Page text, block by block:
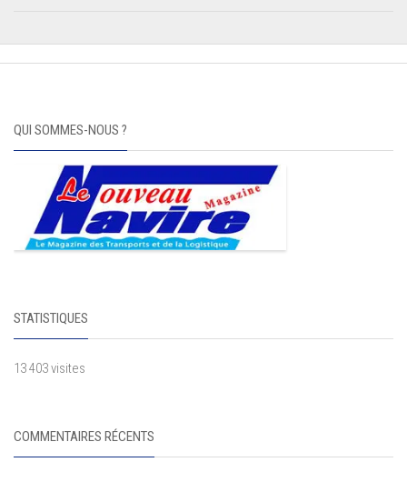
QUI SOMMES-NOUS ?
STATISTIQUES
13 403 visites
COMMENTAIRES RÉCENTS